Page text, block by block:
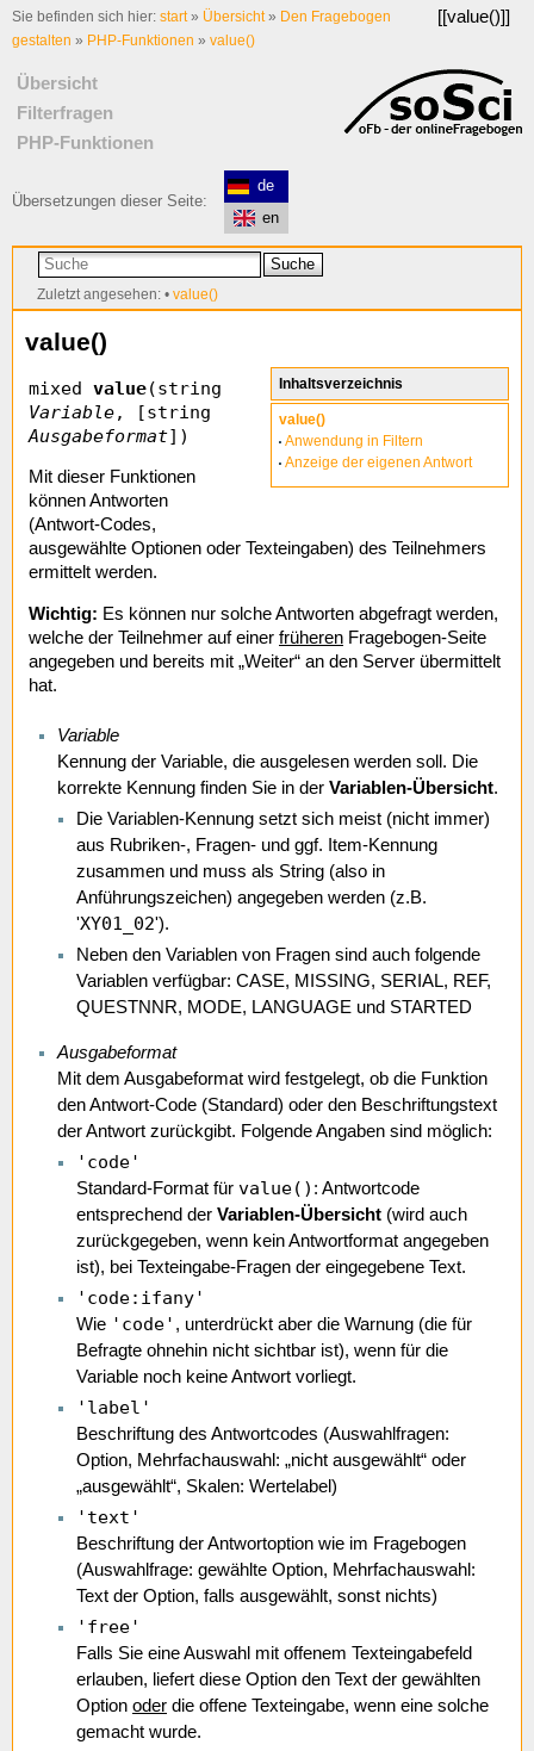
[[value()]]
Sie befinden sich hier: start» Übersicht» Den Fragebogen
gestalten » PHP-Funktionen » value()
Übersicht
Filterfragen
PHP-Funktionen
Übersetzungen dieser Seite:
de
en
Suche
Zuletzt angesehen: • value()
Inhaltsverzeichnis
value()
Anwendung in Filtern
Anzeige der eigenen Antwort
value()
mixed value(string
Variable, [string
Ausgabeformat])
Mit dieser Funktionen
können Antworten
(Antwort-Codes,
ausgewählte Optionen oder Texteingaben) des Teilnehmers
ermittelt werden.
Wichtig: Es können nur solche Antworten abgefragt werden,
welche der Teilnehmer auf einer früheren Fragebogen-Seite
angegeben und bereits mit „Weiter“ an den Server übermittelt
hat.
Variable
Kennung der Variable, die ausgelesen werden soll. Die
korrekte Kennung finden Sie in der Variablen-Übersicht.
Die Variablen-Kennung setzt sich meist (nicht immer)
aus Rubriken-, Fragen- und ggf. Item-Kennung
zusammen und muss als String (also in
Anführungszeichen) angegeben werden (z.B.
'XY01_02').
Neben den Variablen von Fragen sind auch folgende
Variablen verfügbar: CASE, MISSING, SERIAL, REF,
QUESTNNR, MODE, LANGUAGE und STARTED
Ausgabeformat
Mit dem Ausgabeformat wird festgelegt, ob die Funktion
den Antwort-Code (Standard) oder den Beschriftungstext
der Antwort zurückgibt. Folgende Angaben sind möglich:
'code'
Standard-Format für value() : Antwortcode
entsprechend der Variablen-Übersicht (wird auch
zurückgegeben, wenn kein Antwortformat angegeben
ist), bei Texteingabe-Fragen der eingegebene Text.
'code:ifany'
Wie 'code' , unterdrückt aber die Warnung (die für
Befragte ohnehin nicht sichtbar ist), wenn für die
Variable noch keine Antwort vorliegt.
'label'
Beschriftung des Antwortcodes (Auswahlfragen:
Option, Mehrfachauswahl: „nicht ausgewählt“ oder
„ausgewählt“, Skalen: Wertelabel)
'text'
Beschriftung der Antwortoption wie im Fragebogen
(Auswahlfrage: gewählte Option, Mehrfachauswahl:
Text der Option, falls ausgewählt, sonst nichts)
'free'
Falls Sie eine Auswahl mit offenem Texteingabefeld
erlauben, liefert diese Option den Text der gewählten
Option oder die offene Texteingabe, wenn eine solche
gemacht wurde.